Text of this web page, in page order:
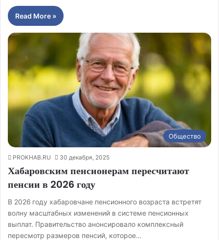
Read More »
Общество
PROKHAB.RU 30 декабря, 2025
Хабаровским пенсионерам пересчитают
пенсии в 2026 году
В 2026 году хабаровчане пенсионного возраста встретят
волну масштабных изменений в системе пенсионных
выплат. Правительство анонсировало комплексный
пересмотр размеров пенсий, которое…